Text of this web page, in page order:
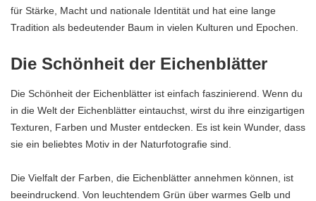
für Stärke, Macht und nationale Identität und hat eine lange
Tradition als bedeutender Baum in vielen Kulturen und Epochen.
Die Schönheit der Eichenblätter
Die Schönheit der Eichenblätter ist einfach faszinierend. Wenn du
in die Welt der Eichenblätter eintauchst, wirst du ihre einzigartigen
Texturen, Farben und Muster entdecken. Es ist kein Wunder, dass
sie ein beliebtes Motiv in der Naturfotografie sind.
Die Vielfalt der Farben, die Eichenblätter annehmen können, ist
beeindruckend. Von leuchtendem Grün über warmes Gelb und